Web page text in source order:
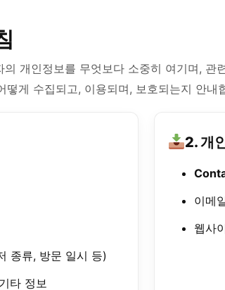
의 개인정보를 무엇보다 소중히 여기며,
게 수집되고, 이용되며, 보호되는지 안내
종류, 방문 일시 등)
타 정보
2. 개
이메
웹사